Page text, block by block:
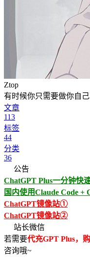
Ztop
有时候你只需要做你自
文章
113
标签
44
分类
36
公告
ChatGPT Plus一分钟快
国内使用Claude Code +
ChatGPT镜像站①
ChatGPT镜像站②
站长微信
若需要代充GPT Plus，
咨询哦~